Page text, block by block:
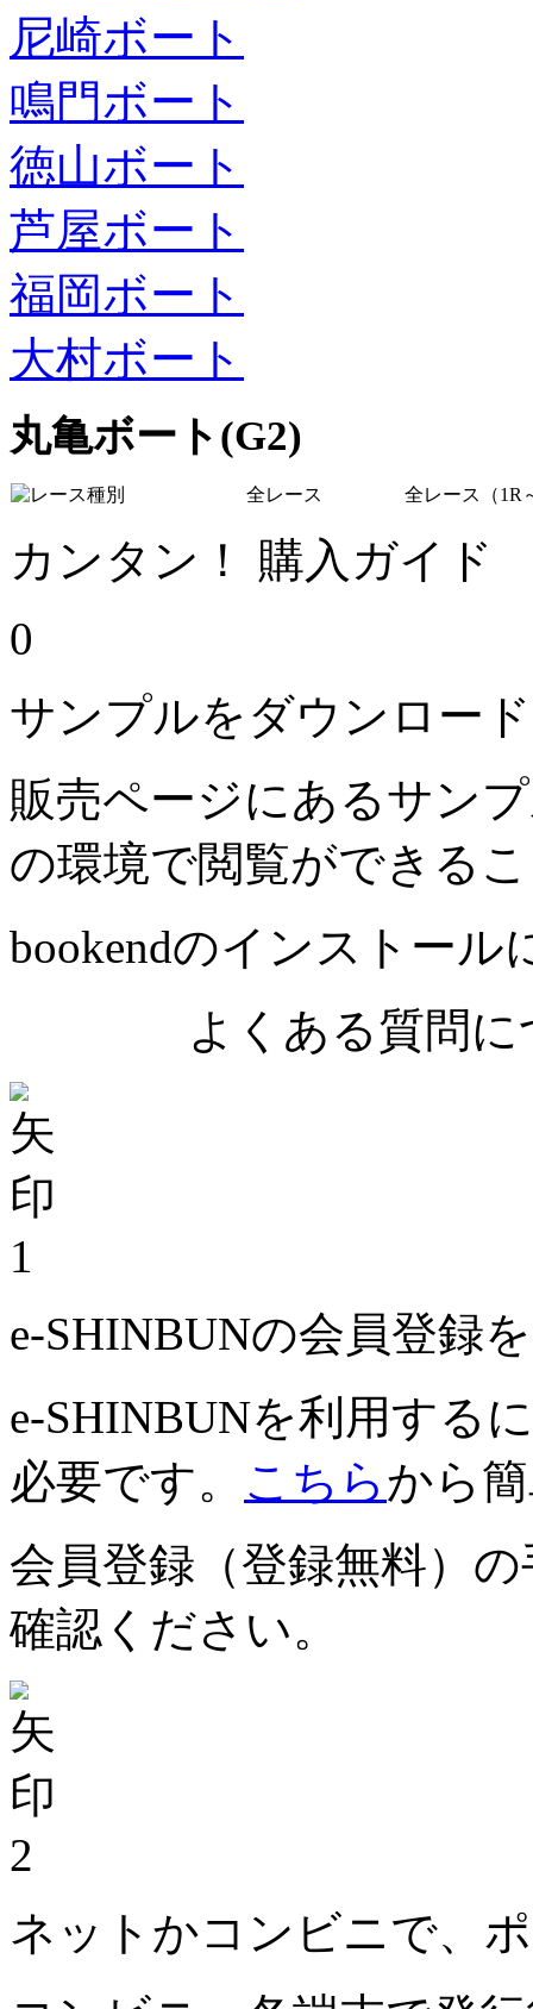
尼崎ボート
鳴門ボート
徳山ボート
芦屋ボート
福岡ボート
大村ボート
丸亀ボート(G2)
全レース 全レース（1R
カンタン！ 購入ガイド
0
サンプルをダウンロー
販売ページにあるサン
の環境で閲覧ができる
bookendのインストール
よくある質問に
1
e-SHINBUNの会員登録
e-SHINBUNを利用する
必要です。 こちらから
会員登録（登録無料）
確認ください。
2
ネットかコンビニで、